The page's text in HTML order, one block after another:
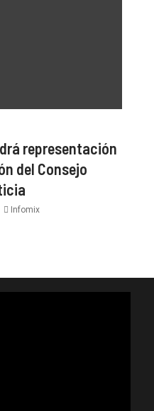
representación
del Consejo
Infomix